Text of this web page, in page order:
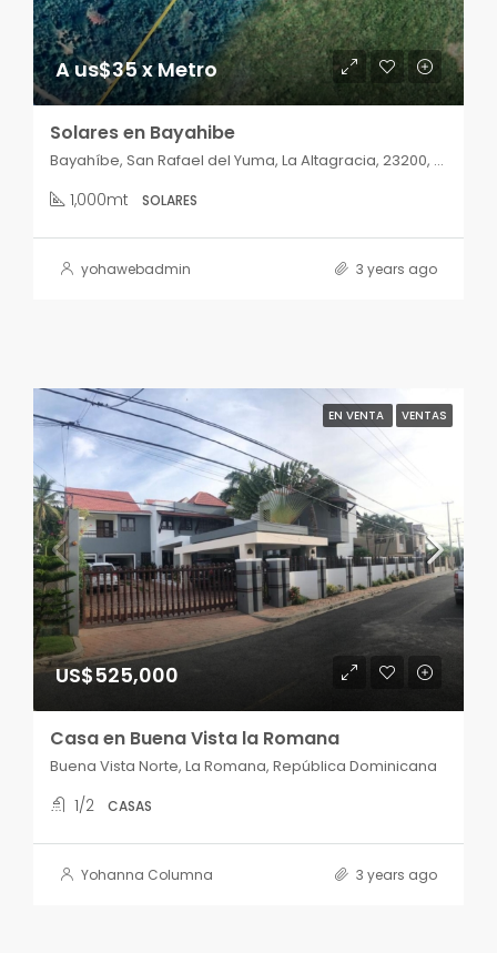
A us$35 x Metro
Solares en Bayahibe
Bayahíbe, San Rafael del Yuma, La Altagracia, 23200, República Dominicana
1,000mt SOLARES
yohawebadmin 3 years ago
EN VENTA VENTAS
US$525,000
Casa en Buena Vista la Romana
Buena Vista Norte, La Romana, República Dominicana
1/2 CASAS
Yohanna Columna 3 years ago